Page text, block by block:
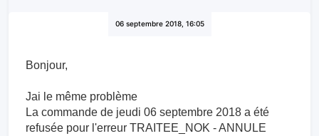
06 septembre 2018, 16:05
Bonjour,
Jai le même problème
La commande de jeudi 06 septembre 2018 a été
refusée pour l'erreur TRAITEE_NOK - ANNULE